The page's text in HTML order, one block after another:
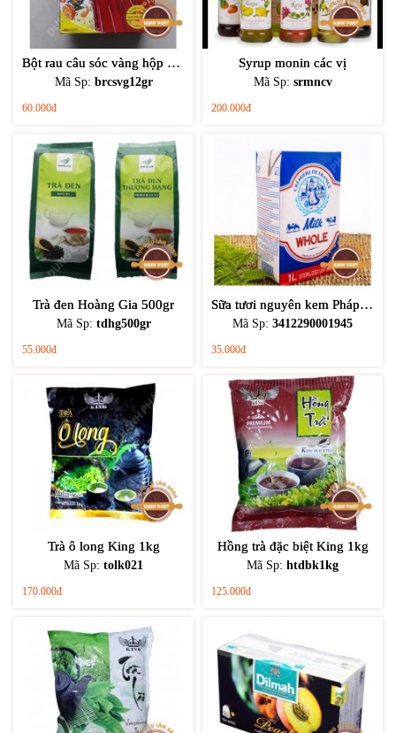
Bột rau câu sóc vàng hộp 10gói 12gr
Mã Sp: brcsvg12gr
60.000đ
Syrup monin các vị
Mã Sp: srmncv
200.000đ
Trà đen Hoàng Gia 500gr
Mã Sp: tdhg500gr
55.000đ
Sữa tươi nguyên kem Pháp 1L
Mã Sp: 3412290001945
35.000đ
Trà ô long King 1kg
Mã Sp: tolk021
170.000đ
Hồng trà đặc biệt King 1kg
Mã Sp: htdbk1kg
125.000đ